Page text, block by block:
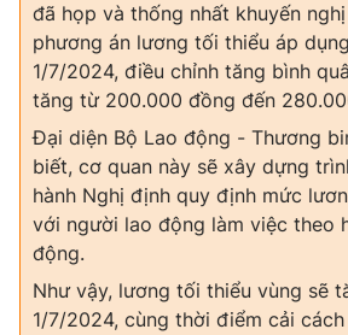
đã họp và thống nhất khuyến
phương án lương tối thiểu áp
1/7/2024, điều chỉnh tăng bình
tăng từ 200.000 đồng đến
Đại diện Bộ Lao động - Thương
biết, cơ quan này sẽ xây dựng
hành Nghị định quy định mức
với người lao động làm việc theo
động.
Như vậy, lương tối thiểu vùng sẽ
1/7/2024, cùng thời điểm cải